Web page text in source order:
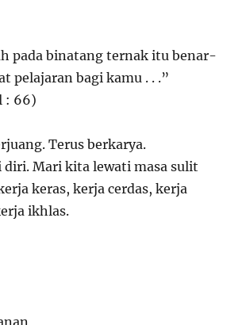
pada binatang ternak itu benar-
pelajaran bagi kamu . . .”
: 66)
Terus berkarya.
diri. Mari kita lewati masa sulit
keras, kerja cerdas, kerja
ikhlas.